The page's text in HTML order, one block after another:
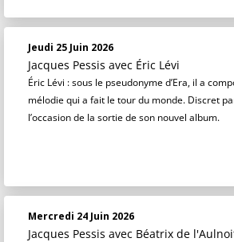
Jeudi 25 Juin 2026
Jacques Pessis avec Éric Lévi
Éric Lévi : sous le pseudonyme d’Era, il a
mélodie qui a fait le tour du monde. Discret
l’occasion de la sortie de son nouvel album.
Mercredi 24 Juin 2026
Jacques Pessis avec Béatrix de